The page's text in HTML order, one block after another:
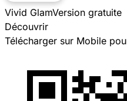
Vivid GlamVersion gratuite
Découvrir
Télécharger sur Mobile